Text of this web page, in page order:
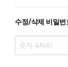
수정/삭제 비밀번